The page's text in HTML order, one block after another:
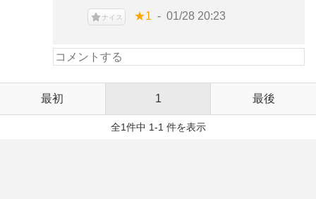
ナイス ★1 01/28 20:23
最初 1 最後
全1件中 1-1 件を表示